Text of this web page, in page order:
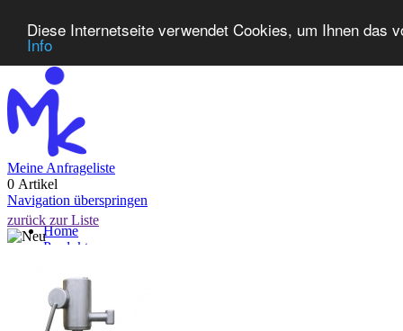
Diese Internetseite verwendet Cookies, um Ihnen das
Info
Meine Anfrageliste
0 Artikel
Navigation überspringen
Home
Produkte
Kontakt
FAQ
zurück zur Liste